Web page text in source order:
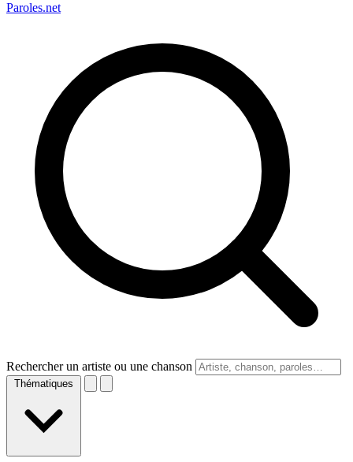
Paroles.net
Rechercher un artiste ou une chanson
Thématiques